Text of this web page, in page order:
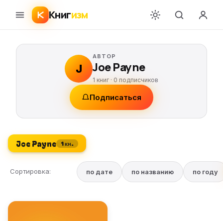
Книгизм
J
АВТОР
Joe Payne
1 книг · 0 подписчиков
Подписаться
Joe Payne 1 кн.
Сортировка: по дате по названию по году